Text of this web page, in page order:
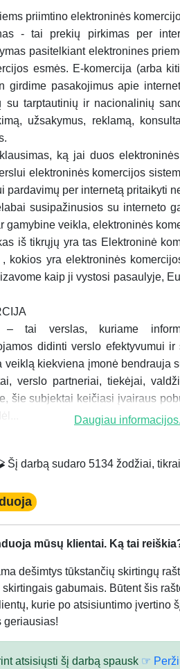
priimtino elektroninės
- tai prekių pirkimas per
pasitelkiant elektronines
esmės. E-komercija (arba
girdime pasakojimus apie
su tarptautinių ir nacionalinių
užsakymus, reklamą,
ką jai duos
elektroninės komercijos
pardavimų per internetą pritaikyti
susipažinusios su interneto
gamybine veikla, elektroninės
iš tikrųjų yra tas Elektroninė
kokios yra elektroninės
kaip ji vystosi pasaulyje,
– tai verslas, kuriame
didinti verslo efektyvumui
veiklą kiekviena įmonė bendrauja
verslo partneriai, tiekėjai,
šie subjektai keičiasi įvairaus
Daugiau
Šį darbą sudaro 5134 žodžiai,
mūsų klientai. Ką tai
dešimtys tūkstančių skirtingų
gabumais. Būtent šis
kurie po atsisiuntimo įvertino
geriausias!
atsisiųsti šį darbą spausk ☞